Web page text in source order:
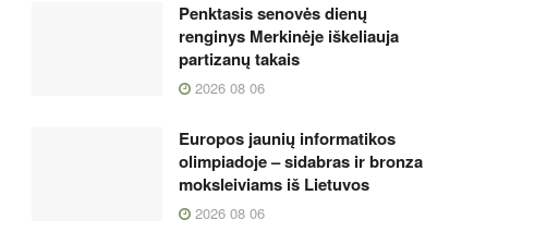
Penktasis senovės dienų
renginys Merkinėje iškeliauja
partizanų takais
2026 08 06
Europos jaunių informatikos
olimpiadoje – sidabras ir bronza
moksleiviams iš Lietuvos
2026 08 06